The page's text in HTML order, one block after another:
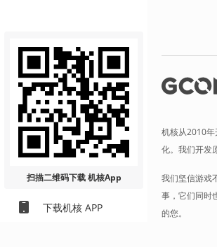
扫描二维码下载 机核App
下载机核 APP
机核从2010
化。我们开发
我们坚信游戏
事，它们同时
的您。